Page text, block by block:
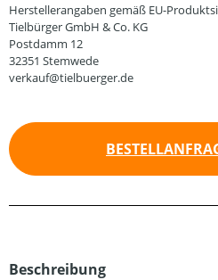
Herstellerangaben gemäß EU-
Tielbürger GmbH & Co. KG
Postdamm 12
32351 Stemwede
verkauf@tielbuerger.de
Beschreibung